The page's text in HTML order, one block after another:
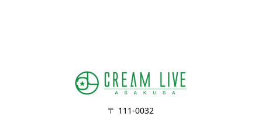
〒 111-0032